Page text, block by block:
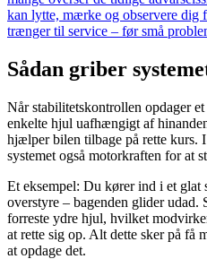
kan lytte, mærke og observere dig
trænger til service – før små
Sådan griber
Når stabilitetskontrollen opdager
enkelte hjul uafhængigt af
hjælper bilen tilbage på rette kurs.
systemet også motorkraften for at
Et eksempel: Du kører ind i et glat
overstyre – bagenden glider udad.
forreste ydre hjul, hvilket
at rette sig op. Alt dette sker på få
at opdage det.